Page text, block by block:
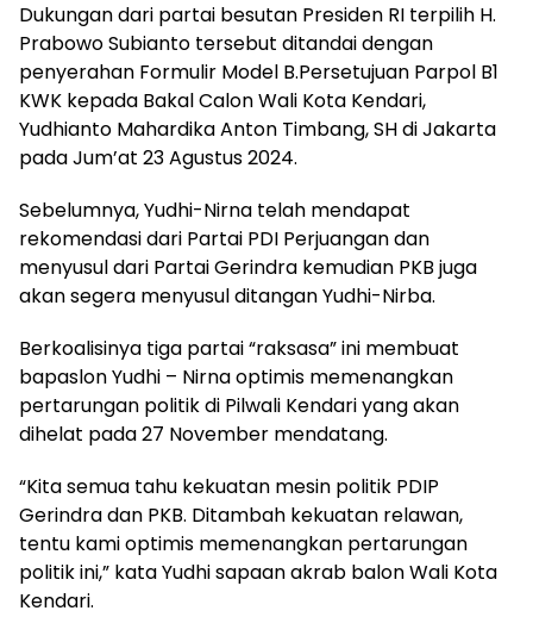
Dukungan dari partai besutan Presiden RI terpilih H.
Prabowo Subianto tersebut ditandai dengan
penyerahan Formulir Model B.Persetujuan Parpol B1
KWK kepada Bakal Calon Wali Kota Kendari,
Yudhianto Mahardika Anton Timbang, SH di Jakarta
pada Jum’at 23 Agustus 2024.
Sebelumnya, Yudhi-Nirna telah mendapat
rekomendasi dari Partai PDI Perjuangan dan
menyusul dari Partai Gerindra kemudian PKB juga
akan segera menyusul ditangan Yudhi-Nirba.
Berkoalisinya tiga partai “raksasa” ini membuat
bapaslon Yudhi – Nirna optimis memenangkan
pertarungan politik di Pilwali Kendari yang akan
dihelat pada 27 November mendatang.
“Kita semua tahu kekuatan mesin politik PDIP
Gerindra dan PKB. Ditambah kekuatan relawan,
tentu kami optimis memenangkan pertarungan
politik ini,” kata Yudhi sapaan akrab balon Wali Kota
Kendari.